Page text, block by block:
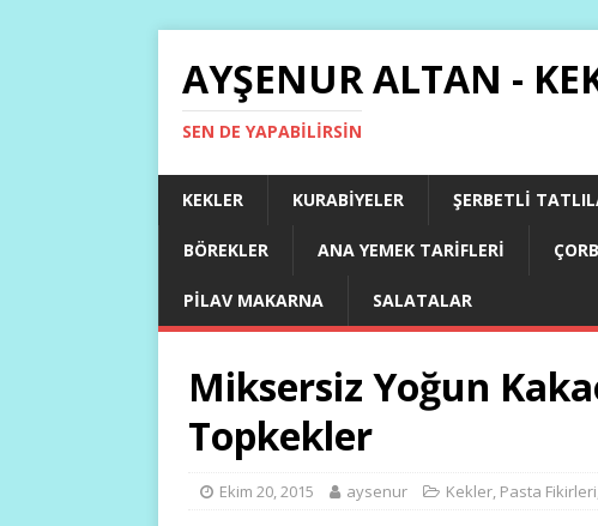
AYŞENUR ALTAN -
SEN DE YAPABILIRSIN
KEKLER KURABIYELER ŞERBETLI
BÖREKLER ANA YEMEK TARIFLERI
PILAV MAKARNA SALATALAR
Miksersiz Yoğun
Topkekler
Ekim 20, 2015 aysenur Kekler, Pasta Fikirleri